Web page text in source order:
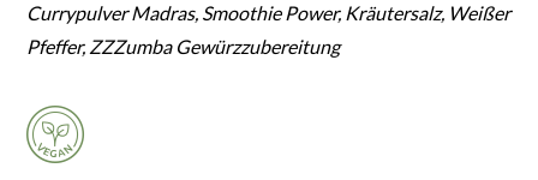
Currypulver Madras, Smoothie Power, Kräutersalz, Weißer
Pfeffer, ZZZumba Gewürzzubereitung